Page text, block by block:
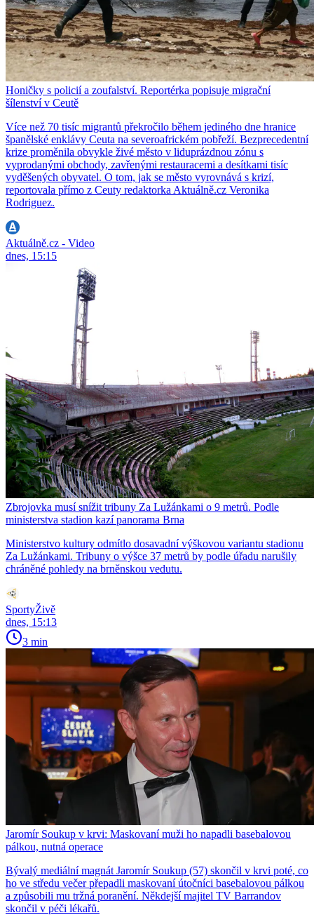
Honičky s policií a zoufalství. Reportérka popisuje migrační
šílenství v Ceutě
Více než 70 tisíc migrantů překročilo během jediného dne hranice
španělské enklávy Ceuta na severoafrickém pobřeží. Bezprecedentní
krize proměnila obvykle živé město v liduprázdnou zónu s
vyprodanými obchody, zavřenými restauracemi a desítkami tisíc
vyděšených obyvatel. O tom, jak se město vyrovnává s krizí,
reportovala přímo z Ceuty redaktorka Aktuálně.cz Veronika
Rodriguez.
Aktuálně.cz - Video
dnes, 15:15
Zbrojovka musí snížit tribuny Za Lužánkami o 9 metrů. Podle
ministerstva stadion kazí panorama Brna
Ministerstvo kultury odmítlo dosavadní výškovou variantu stadionu
Za Lužánkami. Tribuny o výšce 37 metrů by podle úřadu narušily
chráněné pohledy na brněnskou vedutu.
SportyŽivě
dnes, 15:13
3 min
Jaromír Soukup v krvi: Maskovaní muži ho napadli basebalovou
pálkou, nutná operace
Bývalý mediální magnát Jaromír Soukup (57) skončil v krvi poté, co
ho ve středu večer přepadli maskovaní útočníci basebalovou pálkou
a způsobili mu tržná poranění. Někdejší majitel TV Barrandov
skončil v péči lékařů.